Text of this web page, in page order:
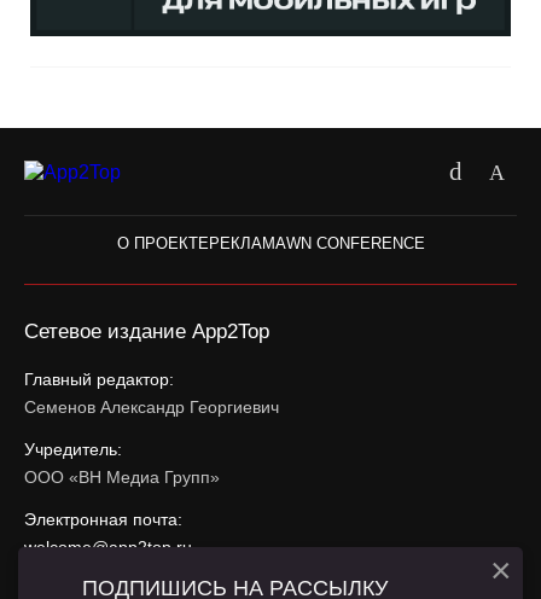
О ПРОЕКТЕРЕКЛАМАWN CONFERENCE
Сетевое издание App2Top
Главный редактор:
Семенов Александр Георгиевич
Учредитель:
ООО «ВН Медиа Групп»
Электронная почта:
welcome@app2top.ru
ПОДПИШИСЬ НА РАССЫЛКУ ×